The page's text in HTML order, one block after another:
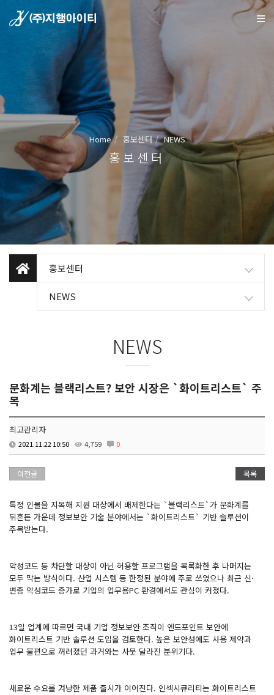
Home 홍보센터 NEWS
홍보센터
홍보센터
NEWS
NEWS
문화계는 블랙리스트? 보안 시장은 `화이트리스트` 주
목
최고관리자
2021.11.22 10:50 4,759 0
이전글 목록
특정 인물을 지목해 지원 대상에서 배제한다는 `블랙리스트`가 문화계를
뒤흔든 가운데 정보보안 기술 분야에서는 `화이트리스트` 기반 솔루션이
주목받는다.
악성코드 등 차단할 대상이 아닌 허용할 프로그램을 목록화한 후 나머지는
모두 막는 방식이다. 산업 시스템 등 한정된 분야에 주로 쓰였으나 최근 신·
변종 악성코드 증가로 기업의 업무용PC 환경에서도 관심이 커졌다.
13일 업계에 따르면 국내 기업 정보보안 조직이 엔드포인트 보안에
화이트리스트 기반 솔루션 도입을 검토한다. 높은 보안성에도 사용 제약과
업무 불편으로 꺼려졌던 과거와는 사뭇 달라진 분위기다.
새로운 수요를 겨냥한 제품 출시가 이어진다. 인섹시큐리티는 화이트리스트